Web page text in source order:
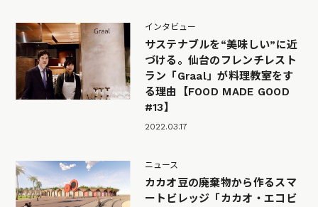
インタビュー
サステナブルを“美味しい”に近
づける。仙台のフレンチレスト
ラン「Graal」が料理教室をす
る理由【FOOD MADE GOOD
#13】
2022.03.17
ニュース
カカオ豆の廃棄物から作るスマ
ートビレッジ「カカオ・エコビ